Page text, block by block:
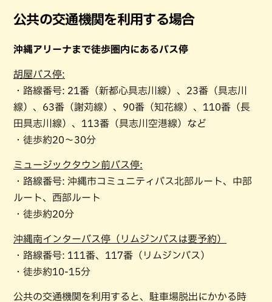
公共の交通機関を利用する場合
沖縄アリーナまで徒歩圏内にあるバス停
胡屋バス停:
・路線番号: 21番（新都心具志川線）、23番（具志川
線）、63番（謝苅線）、90番（知花線）、110番（長
田具志川線）、113番（具志川空港線）など
・徒歩約20～30分
ミュージックタウン前バス停:
・路線番号: 沖縄市コミュニティバス北部ルート、中部
ルート、西部ルート
・徒歩約20分
沖縄南インターバス停（リムジンバスは要予約）
・路線番号: 111番、117番（リムジンバス）
・徒歩約10-15分
公共の交通機関を利用すると、駐車場脱出にかかる時